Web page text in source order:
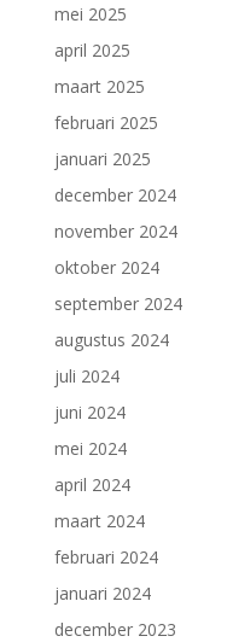
mei 2025
april 2025
maart 2025
februari 2025
januari 2025
december 2024
november 2024
oktober 2024
september 2024
augustus 2024
juli 2024
juni 2024
mei 2024
april 2024
maart 2024
februari 2024
januari 2024
december 2023